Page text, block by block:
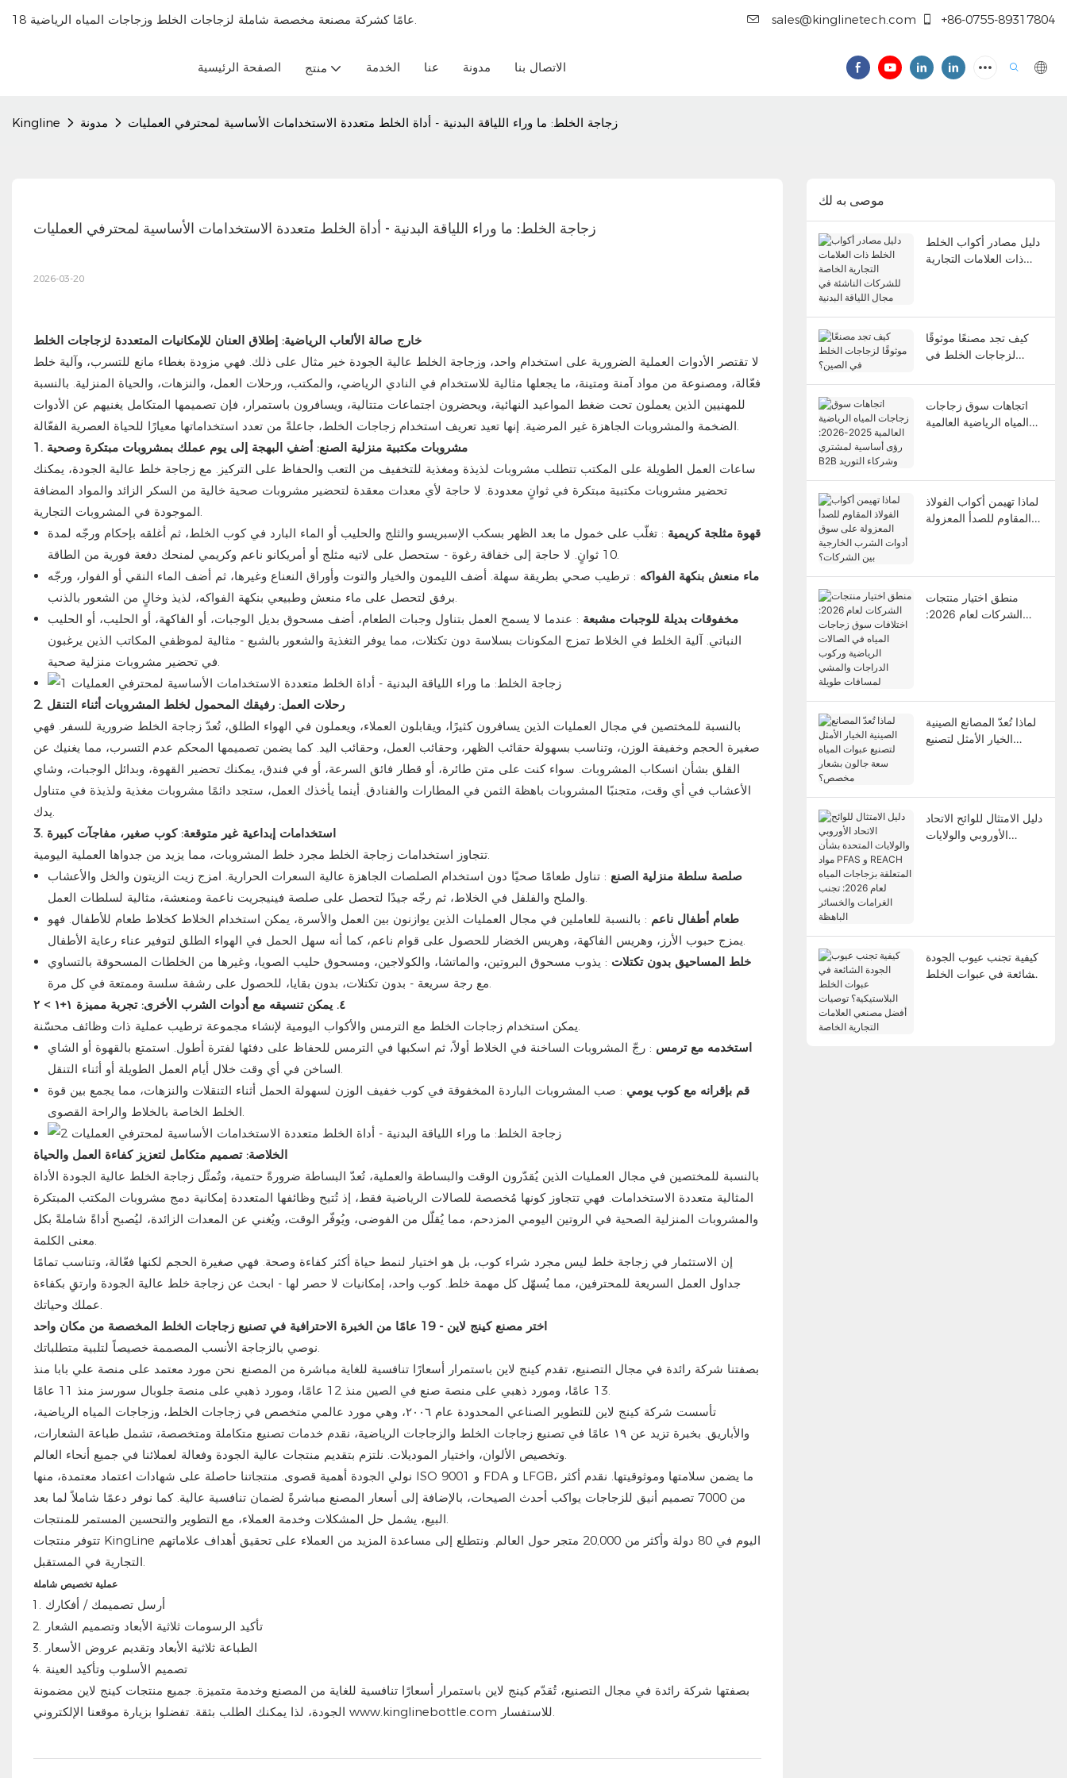
sales@kinglinetech.com +86-0755-89317804
الصفحة الرئيسية منتج الخدمة عنا مدونة الاتصال بنا
Kingline مدونة زجاجة الخلط: ما وراء اللياقة البدنية - أداة الخلط متعددة الاستخدامات الأساسية لمحترفي العمليات
زجاجة الخلط: ما وراء اللياقة البدنية - أداة الخلط متعددة الاستخدامات الأساسية لمحترفي العمليات
2026-03-20
خارج صالة الألعاب الرياضية: إطلاق العنان للإمكانيات المتعددة لزجاجات الخلط
لا تقتصر الأدوات العملية الضرورية على استخدام واحد، وزجاجة الخلط عالية الجودة خير مثال على ذلك. فهي مزودة بغطاء مانع للتسرب، وآلية خلط
فعّالة، ومصنوعة من مواد آمنة ومتينة، ما يجعلها مثالية للاستخدام في النادي الرياضي، والمكتب، ورحلات العمل، والنزهات، والحياة المنزلية. بالنسبة
للمهنيين الذين يعملون تحت ضغط المواعيد النهائية، ويحضرون اجتماعات متتالية، ويسافرون باستمرار، فإن تصميمها المتكامل يغنيهم عن الأدوات
الضخمة والمشروبات الجاهزة غير المرضية. إنها تعيد تعريف استخدام زجاجات الخلط، جاعلةً من تعدد استخداماتها معيارًا للحياة العصرية الفعّالة.
1. مشروبات مكتبية منزلية الصنع: أضفِ البهجة إلى يوم عملك بمشروبات مبتكرة وصحية
ساعات العمل الطويلة على المكتب تتطلب مشروبات لذيذة ومغذية للتخفيف من التعب والحفاظ على التركيز. مع زجاجة خلط عالية الجودة، يمكنك
تحضير مشروبات مكتبية مبتكرة في ثوانٍ معدودة. لا حاجة لأي معدات معقدة لتحضير مشروبات صحية خالية من السكر الزائد والمواد المضافة
الموجودة في المشروبات التجارية.
قهوة مثلجة كريمية : تغلّب على خمول ما بعد الظهر بسكب الإسبريسو والثلج والحليب أو الماء البارد في كوب الخلط، ثم أغلقه بإحكام ورجّه لمدة
10 ثوانٍ. لا حاجة إلى خفاقة رغوة - ستحصل على لاتيه مثلج أو أمريكانو ناعم وكريمي لمنحك دفعة فورية من الطاقة.
ماء منعش بنكهة الفواكه : ترطيب صحي بطريقة سهلة. أضف الليمون والخيار والتوت وأوراق النعناع وغيرها، ثم أضف الماء النقي أو الفوار، ورجّه
برفق لتحصل على ماء منعش وطبيعي بنكهة الفواكه، لذيذ وخالٍ من الشعور بالذنب.
مخفوقات بديلة للوجبات مشبعة : عندما لا يسمح العمل بتناول وجبات الطعام، أضف مسحوق بديل الوجبات، أو الفاكهة، أو الحليب، أو الحليب
النباتي. آلية الخلط في الخلاط تمزج المكونات بسلاسة دون تكتلات، مما يوفر التغذية والشعور بالشبع - مثالية لموظفي المكاتب الذين يرغبون
في تحضير مشروبات منزلية صحية.
2. رحلات العمل: رفيقك المحمول لخلط المشروبات أثناء التنقل
بالنسبة للمختصين في مجال العمليات الذين يسافرون كثيرًا، ويقابلون العملاء، ويعملون في الهواء الطلق، تُعدّ زجاجة الخلط ضرورية للسفر. فهي
صغيرة الحجم وخفيفة الوزن، وتناسب بسهولة حقائب الظهر، وحقائب العمل، وحقائب اليد. كما يضمن تصميمها المحكم عدم التسرب، مما يغنيك عن
القلق بشأن انسكاب المشروبات. سواء كنت على متن طائرة، أو قطار فائق السرعة، أو في فندق، يمكنك تحضير القهوة، وبدائل الوجبات، وشاي
الأعشاب في أي وقت، متجنبًا المشروبات باهظة الثمن في المطارات والفنادق. أينما يأخذك العمل، ستجد دائمًا مشروبات مغذية ولذيذة في متناول
يدك.
3. استخدامات إبداعية غير متوقعة: كوب صغير، مفاجآت كبيرة
تتجاوز استخدامات زجاجة الخلط مجرد خلط المشروبات، مما يزيد من جدواها العملية اليومية.
صلصة سلطة منزلية الصنع : تناول طعامًا صحيًا دون استخدام الصلصات الجاهزة عالية السعرات الحرارية. امزج زيت الزيتون والخل والأعشاب
والملح والفلفل في الخلاط، ثم رجّه جيدًا لتحصل على صلصة فينيجريت ناعمة ومنعشة، مثالية لسلطات العمل.
طعام أطفال ناعم : بالنسبة للعاملين في مجال العمليات الذين يوازنون بين العمل والأسرة، يمكن استخدام الخلاط كخلاط طعام للأطفال. فهو
يمزج حبوب الأرز، وهريس الفاكهة، وهريس الخضار للحصول على قوام ناعم، كما أنه سهل الحمل في الهواء الطلق لتوفير عناء رعاية الأطفال.
خلط المساحيق بدون تكتلات : يذوب مسحوق البروتين، والماتشا، والكولاجين، ومسحوق حليب الصويا، وغيرها من الخلطات المسحوقة بالتساوي
مع رجة سريعة - بدون تكتلات، بدون بقايا، للحصول على رشفة سلسة وممتعة في كل مرة.
٤. يمكن تنسيقه مع أدوات الشرب الأخرى: تجربة مميزة ١+١
> ٢
يمكن استخدام زجاجات الخلط مع الترمس والأكواب اليومية لإنشاء مجموعة ترطيب عملية ذات وظائف محسّنة.
استخدمه مع ترمس : رجّ المشروبات الساخنة في الخلاط أولاً، ثم اسكبها في الترمس للحفاظ على دفئها لفترة أطول. استمتع بالقهوة أو الشاي
الساخن في أي وقت خلال أيام العمل الطويلة أو أثناء التنقل.
قم بإقرانه مع كوب يومي : صب المشروبات الباردة المخفوقة في كوب خفيف الوزن لسهولة الحمل أثناء التنقلات والنزهات، مما يجمع بين قوة
الخلط الخاصة بالخلاط والراحة القصوى.
الخلاصة: تصميم متكامل لتعزيز كفاءة العمل والحياة
بالنسبة للمختصين في مجال العمليات الذين يُقدّرون الوقت والبساطة والعملية، تُعدّ البساطة ضرورةً حتمية، وتُمثّل زجاجة الخلط عالية الجودة الأداة
المثالية متعددة الاستخدامات. فهي تتجاوز كونها مُخصصة للصالات الرياضية فقط، إذ تُتيح وظائفها المتعددة إمكانية دمج مشروبات المكتب المبتكرة
والمشروبات المنزلية الصحية في الروتين اليومي المزدحم، مما يُقلّل من الفوضى، ويُوفّر الوقت، ويُغني عن المعدات الزائدة، ليُصبح أداةً شاملةً بكل
معنى الكلمة.
إن الاستثمار في زجاجة خلط ليس مجرد شراء كوب، بل هو اختيار لنمط حياة أكثر كفاءة وصحة. فهي صغيرة الحجم لكنها فعّالة، وتناسب تمامًا
جداول العمل السريعة للمحترفين، مما يُسهّل كل مهمة خلط. كوب واحد، إمكانيات لا حصر لها - ابحث عن زجاجة خلط عالية الجودة وارتقِ بكفاءة
عملك وحياتك.
اختر مصنع كينج لاين - 19 عامًا من الخبرة الاحترافية في تصنيع زجاجات الخلط المخصصة من مكان واحد
نوصي بالزجاجة الأنسب المصممة خصيصاً لتلبية متطلباتك.
بصفتنا شركة رائدة في مجال التصنيع، تقدم كينج لاين باستمرار أسعارًا تنافسية للغاية مباشرة من المصنع. نحن مورد معتمد على منصة علي بابا منذ
13 عامًا، ومورد ذهبي على منصة صنع في الصين منذ 12 عامًا، ومورد ذهبي على منصة جلوبال سورسز منذ 11 عامًا.
تأسست شركة كينج لاين للتطوير الصناعي المحدودة عام ٢٠٠٦، وهي مورد عالمي متخصص في زجاجات الخلط، وزجاجات المياه الرياضية،
والأباريق. بخبرة تزيد عن ١٩ عامًا في تصنيع زجاجات الخلط والزجاجات الرياضية، نقدم خدمات تصنيع متكاملة ومتخصصة، تشمل طباعة الشعارات،
وتخصيص الألوان، واختيار الموديلات. نلتزم بتقديم منتجات عالية الجودة وفعالة لعملائنا في جميع أنحاء العالم.
نولي الجودة أهمية قصوى. منتجاتنا حاصلة على شهادات اعتماد معتمدة، منها ISO 9001 و FDA و LFGB، ما يضمن سلامتها وموثوقيتها. نقدم أكثر
من 7000 تصميم أنيق للزجاجات يواكب أحدث الصيحات، بالإضافة إلى أسعار المصنع مباشرةً لضمان تنافسية عالية. كما نوفر دعمًا شاملاً لما بعد
البيع، يشمل حل المشكلات وخدمة العملاء، مع التطوير والتحسين المستمر للمنتجات.
تتوفر منتجات KingLine اليوم في 80 دولة وأكثر من 20,000 متجر حول العالم. ونتطلع إلى مساعدة المزيد من العملاء على تحقيق أهداف علاماتهم
التجارية في المستقبل.
عملية تخصيص شاملة
أرسل تصميمك / أفكارك
تأكيد الرسومات ثلاثية الأبعاد وتصميم الشعار
الطباعة ثلاثية الأبعاد وتقديم عروض الأسعار
تصميم الأسلوب وتأكيد العينة
بصفتها شركة رائدة في مجال التصنيع، تُقدّم كينج لاين باستمرار أسعارًا تنافسية للغاية من المصنع وخدمة متميزة. جميع منتجات كينج لاين مضمونة
www.kinglinebottle.com للاستفسار.
موصى به لك
دليل مصادر أكواب الخلط
ذات العلامات التجارية
كيف تجد مصنعًا موثوقًا
لزجاجات الخلط في
اتجاهات سوق زجاجات
المياه الرياضية العالمية
لماذا تهيمن أكواب الفولاذ
المقاوم للصدأ المعزولة
منطق اختيار منتجات
الشركات لعام 2026:
لماذا تُعدّ المصانع الصينية
الخيار الأمثل لتصنيع
دليل الامتثال للوائح الاتحاد
الأوروبي والولايات
كيفية تجنب عيوب الجودة
الشائعة في عبوات الخلط